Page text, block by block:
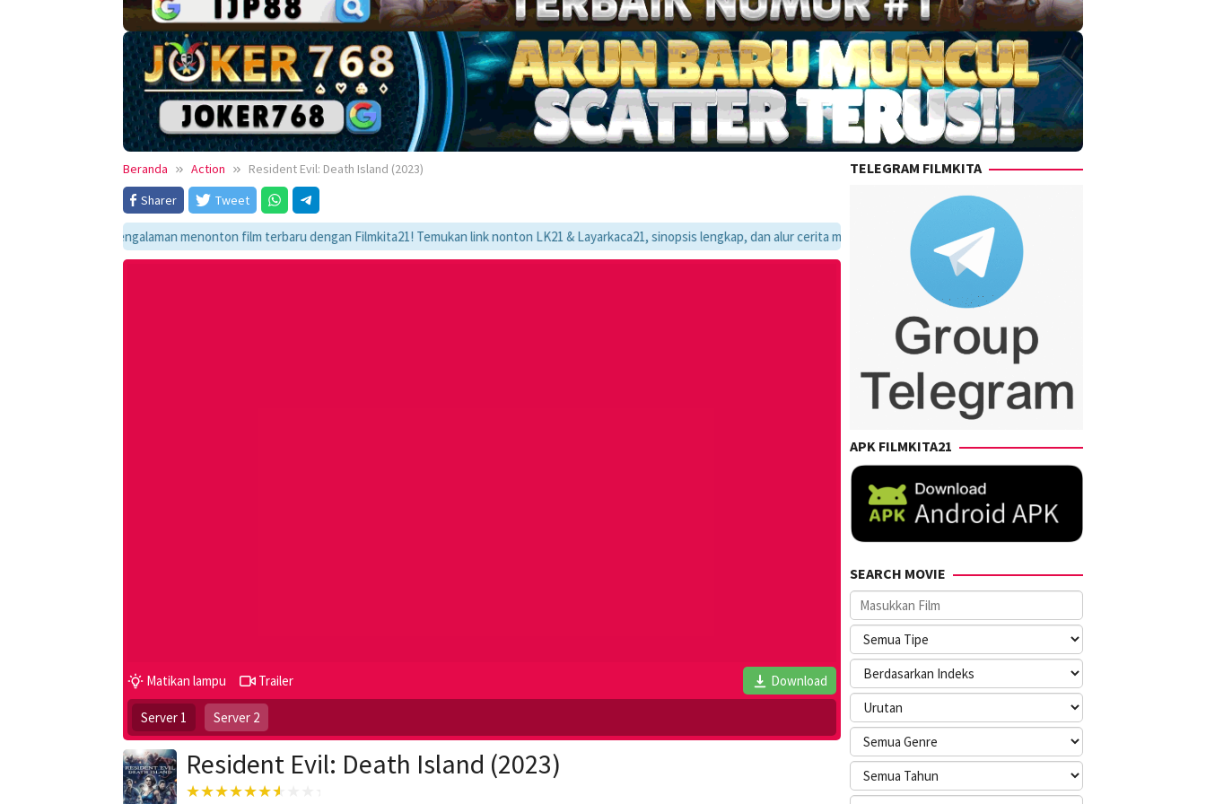
Beranda Action
Resident Evil: Death Island (2023)
Sharer
Tweet
pengalaman menonton film terbaru dengan Filmkita21! Temukan link nonton LK21 & Layarkaca21, sinopsis lengkap, dan alur cerita movie favoritmu dalam satu tempat yang praktis dan update setiap hari.
Matikan lampu Trailer Download
Server 1 Server 2
Resident Evil: Death Island (2023)
TELEGRAM FILMKITA
APK FILMKITA21
SEARCH MOVIE